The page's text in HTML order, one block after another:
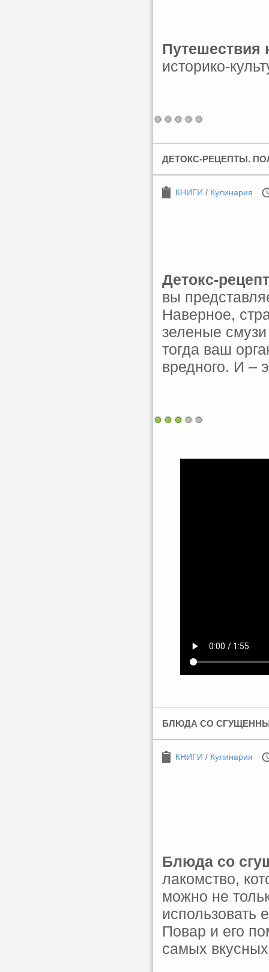
Путешествия
историко-
ДЕТОКС-РЕЦЕПТЫ.
КНИГИ / Кулинария
Детокс-
вы
Наверное,
зеленые
тогда ваш
вредного. И –
БЛЮДА СО
КНИГИ / Кулинария
Блюда со
лакомство,
можно не
использовать
Повар и его
самых